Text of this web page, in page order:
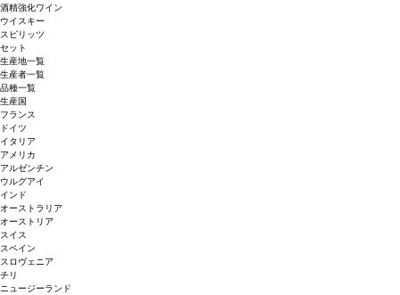
酒精強化ワイン
ウイスキー
スピリッツ
セット
生産地一覧
生産者一覧
品種一覧
生産国
フランス
ドイツ
イタリア
アメリカ
アルゼンチン
ウルグアイ
インド
オーストラリア
オーストリア
スイス
スペイン
スロヴェニア
チリ
ニュージーランド